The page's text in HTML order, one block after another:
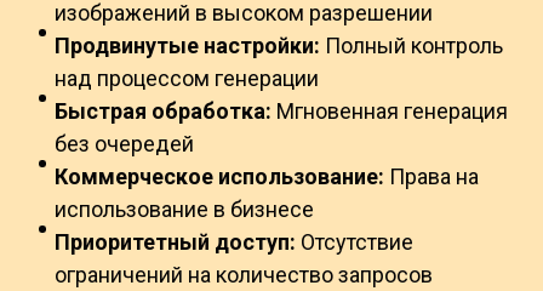
изображений в высоком разрешении
Продвинутые настройки: Полный контроль
над процессом генерации
Быстрая обработка: Мгновенная генерация
без очередей
Коммерческое использование: Права на
использование в бизнесе
Приоритетный доступ: Отсутствие
ограничений на количество запросов